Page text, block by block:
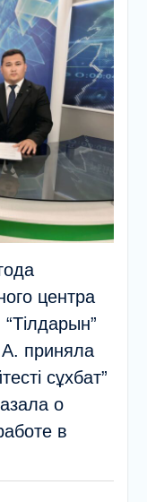
центра
приняла
сұхбат”
о
в